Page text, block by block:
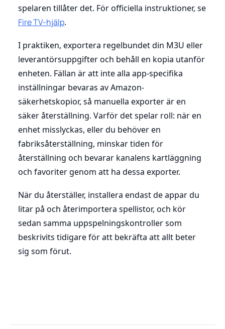
spelaren tillåter det. För officiella instruktioner, se
Fire TV-hjälp.
I praktiken, exportera regelbundet din M3U eller
leverantörsuppgifter och behåll en kopia utanför
enheten. Fällan är att inte alla app-specifika
inställningar bevaras av Amazon-
säkerhetskopior, så manuella exporter är en
säker återställning. Varför det spelar roll: när en
enhet misslyckas, eller du behöver en
fabriksåterställning, minskar tiden för
återställning och bevarar kanalens kartläggning
och favoriter genom att ha dessa exporter.
När du återställer, installera endast de appar du
litar på och återimportera spellistor, och kör
sedan samma uppspelningskontroller som
beskrivits tidigare för att bekräfta att allt beter
sig som förut.